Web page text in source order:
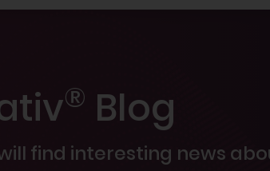
® Blog
find interesting news